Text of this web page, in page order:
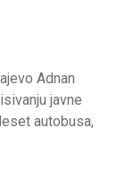
Adnan
javne
autobusa,